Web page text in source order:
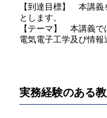
【到達目標】 本講義
とします。
【テーマ】 本講義で
電気電子工学及び情報
実務経験のある